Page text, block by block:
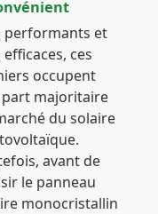
performants et
efficaces, ces
occupent
part majoritaire
du solaire
avant de
le panneau
monocristallin